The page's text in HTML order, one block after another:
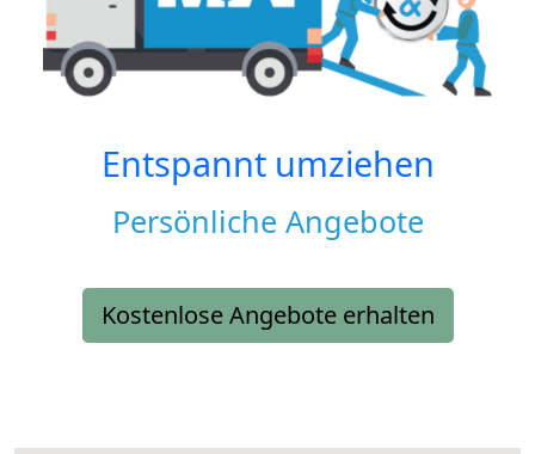
Entspannt umziehen
Persönliche Angebote
Kostenlose Angebote erhalten